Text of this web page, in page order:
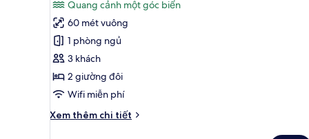
tìm
phòng
Suite
dành
cho
gia
đình,
2
phòng
xét)
Quang cảnh một góc biển
60 mét vuông
1 phòng ngủ
3 khách
2 giường đôi
Wifi miễn phí
Xem thêm chi tiết
Chi